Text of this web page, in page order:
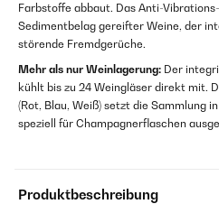
Farbstoffe abbaut. Das Anti-
Sedimentbelag gereifter Weine, der
störende Fremdgerüche.
Mehr als nur Weinlagerung: Der
kühlt bis zu 24 Weingläser direkt mit.
(Rot, Blau, Weiß) setzt die Sammlung
speziell für Champagnerflaschen
Produktbeschreibung